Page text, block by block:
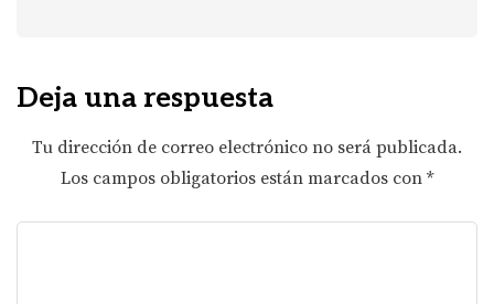
Deja una respuesta
Tu dirección de correo electrónico no será publicada.
Los campos obligatorios están marcados con *